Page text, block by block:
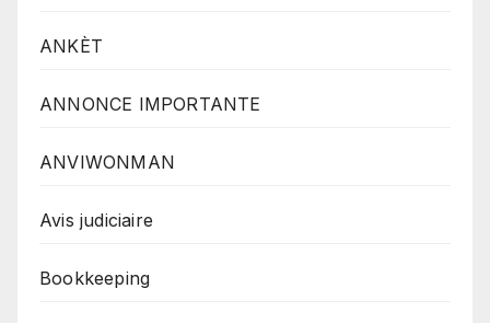
ANKÈT
ANNONCE IMPORTANTE
ANVIWONMAN
Avis judiciaire
Bookkeeping